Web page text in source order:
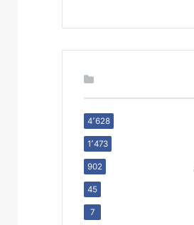
4٬628
1٬473
902
45
7